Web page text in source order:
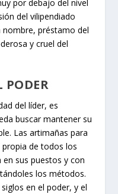
por debajo del nivel
del vilipendiado
nombre, préstamo del
y cruel del
PODER
del líder, es
buscar mantener su
Las artimañas para
de todos los
en sus puestos y con
los métodos.
en el poder, y el